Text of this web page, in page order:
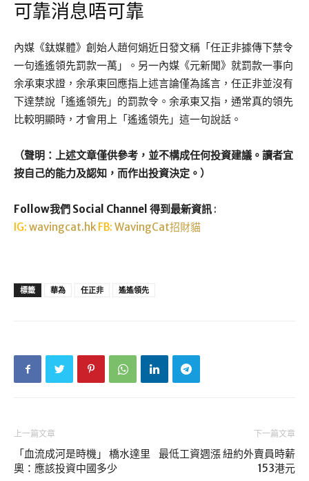
可靠消息唔可靠
內媒《鈦媒體》創始人趙何娟近日發文稱「任正非據傳下禁令
一句遙遙領先罰款一萬」。另一內媒《元新聞》就罰款一事向
余承東求證，余承東回應指上述言論僅為謠言，任正非並沒有
下達禁說「遙遙領先」的罰款令。余承東又指，通常真的領先
比較明顯時，才會用上「遙遙領先」這一句說話。
（聲明：上述文章僅供參考，並不構成任何投資建議。讀者宜
按自己的能力及認知，而作出投資決定。）
Follow我們 Social Channel 得到最新資訊 :
IG: wavingcat.hk FB: WavingCat招財貓
標籤 華為 任正非 遙遙領先
上一篇文章
「血流成河是時機」 橋水達里
奧：應該投資中國多少
下一篇文章
最低工資週漲 紐約外賣員時薪
153港元